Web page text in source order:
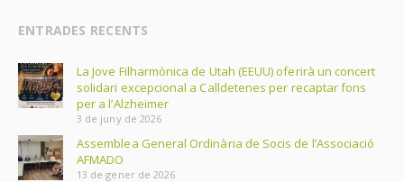
ENTRADES RECENTS
La Jove Filharmònica de Utah (EEUU) oferirà un concert
solidari excepcional a Calldetenes per recaptar fons
per a l’Alzheimer
3 de juny de 2026
Assemblea General Ordinària de Socis de l’Associació
AFMADO
13 de gener de 2026